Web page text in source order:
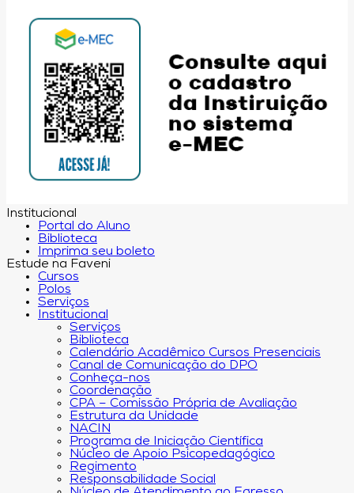
Institucional
Portal do Aluno
Biblioteca
Imprima seu boleto
Estude na Faveni
Cursos
Polos
Serviços
Institucional
Serviços
Biblioteca
Calendário Acadêmico Cursos Presenciais
Canal de Comunicação do DPO
Conheça-nos
Coordenação
CPA – Comissão Própria de Avaliação
Estrutura da Unidade
NACIN
Programa de Iniciação Científica
Núcleo de Apoio Psicopedagógico
Regimento
Responsabilidade Social